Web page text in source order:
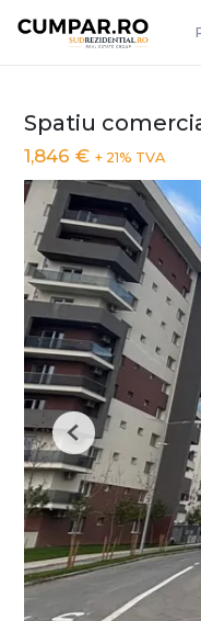
Spatiu
1,846 € + 21% TVA
Previous